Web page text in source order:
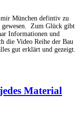
mir München defintiv zu
gewesen. Zum Glück gibt
Informationen und
die Video Reihe der Bau
gut erklärt und gezeigt.
Material